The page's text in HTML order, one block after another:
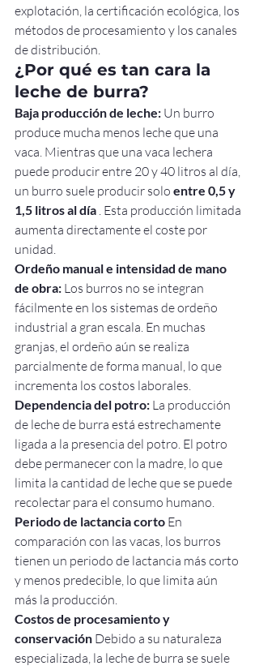
explotación, la certificación ecológica, los
métodos de procesamiento y los canales
de distribución.
¿Por qué es tan cara la
leche de burra?
Baja producción de leche: Un burro
produce mucha menos leche que una
vaca. Mientras que una vaca lechera
puede producir entre 20 y 40 litros al día,
un burro suele producir solo entre 0,5 y
1,5 litros al día . Esta producción limitada
aumenta directamente el coste por
unidad.
Ordeño manual e intensidad de mano
de obra: Los burros no se integran
fácilmente en los sistemas de ordeño
industrial a gran escala. En muchas
granjas, el ordeño aún se realiza
parcialmente de forma manual, lo que
incrementa los costos laborales.
Dependencia del potro: La producción
de leche de burra está estrechamente
ligada a la presencia del potro. El potro
debe permanecer con la madre, lo que
limita la cantidad de leche que se puede
recolectar para el consumo humano.
Periodo de lactancia corto En
comparación con las vacas, los burros
tienen un periodo de lactancia más corto
y menos predecible, lo que limita aún
más la producción.
Costos de procesamiento y
conservación Debido a su naturaleza
especializada, la leche de burra se suele